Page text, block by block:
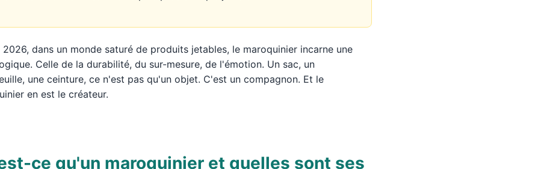
2026, dans un monde saturé de produits jetables, le maroquinier incarne une
Celle de la durabilité, du sur-mesure, de l'émotion. Un sac, un
une ceinture, ce n'est pas qu'un objet. C'est un compagnon. Et le
en est le créateur.
ce qu'un maroquinier et quelles sont ses